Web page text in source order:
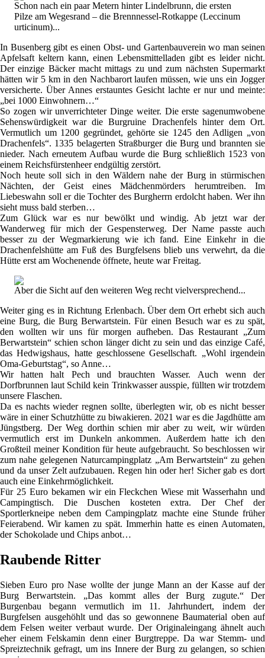
Schon nach ein paar Metern hinter Lindelbrunn, die ersten
Pilze am Wegesrand – die Brennnessel-Rotkappe (Leccinum
urticinum)...
In Busenberg gibt es einen Obst- und Gartenbauverein wo man seinen
Apfelsaft keltern kann, einen Lebensmittelladen gibt es leider nicht.
Der einzige Bäcker macht mittags zu und zum nächsten Supermarkt
hätten wir 5 km in den Nachbarort laufen müssen, wie uns ein Jogger
versicherte. Über Annes erstauntes Gesicht lachte er nur und meinte:
„bei 1000 Einwohnern…“
So zogen wir unverrichteter Dinge weiter. Die erste sagenumwobene
Sehenswürdigkeit war die Burgruine Drachenfels hinter dem Ort.
Vermutlich um 1200 gegründet, gehörte sie 1245 den Adligen „von
Drachenfels“. 1335 belagerten Straßburger die Burg und brannten sie
nieder. Nach erneutem Aufbau wurde die Burg schließlich 1523 von
einem Reichsfürstenheer endgültig zerstört.
Noch heute soll sich in den Wäldern nahe der Burg in stürmischen
Nächten, der Geist eines Mädchenmörders herumtreiben. Im
Liebeswahn soll er die Tochter des Burgherrn erdolcht haben. Wer ihn
sieht muss bald sterben…
Zum Glück war es nur bewölkt und windig. Ab jetzt war der
Wanderweg für mich der Gespensterweg. Der Name passte auch
besser zu der Wegmarkierung wie ich fand. Eine Einkehr in die
Drachenfelshütte am Fuß des Burgfelsens blieb uns verwehrt, da die
Hütte erst am Wochenende öffnete, heute war Freitag.
Aber die Sicht auf den weiteren Weg recht vielversprechend...
Weiter ging es in Richtung Erlenbach. Über dem Ort erhebt sich auch
eine Burg, die Burg Berwartstein. Für einen Besuch war es zu spät,
den wollten wir uns für morgen aufheben. Das Restaurant „Zum
Berwartstein“ schien schon länger dicht zu sein und das einzige Café,
das Hedwigshaus, hatte geschlossene Gesellschaft. „Wohl irgendein
Oma-Geburtstag“, so Anne…
Wir hatten halt Pech und brauchten Wasser. Auch wenn der
Dorfbrunnen laut Schild kein Trinkwasser ausspie, füllten wir trotzdem
unsere Flaschen.
Da es nachts wieder regnen sollte, überlegten wir, ob es nicht besser
wäre in einer Schutzhütte zu biwakieren. 2021 war es die Jagdhütte am
Jüngstberg. Der Weg dorthin schien mir aber zu weit, wir würden
vermutlich erst im Dunkeln ankommen. Außerdem hatte ich den
Großteil meiner Kondition für heute aufgebraucht. So beschlossen wir
zum nahe gelegenen Naturcampingplatz „Am Berwartstein“ zu gehen
und da unser Zelt aufzubauen. Regen hin oder her! Sicher gab es dort
auch eine Einkehrmöglichkeit.
Für 25 Euro bekamen wir ein Fleckchen Wiese mit Wasserhahn und
Campingtisch. Die Duschen kosteten extra. Der Chef der
Sportlerkneipe neben dem Campingplatz machte eine Stunde früher
Feierabend. Wir kamen zu spät. Immerhin hatte es einen Automaten,
der Schokolade und Chips anbot…
Raubende Ritter
Sieben Euro pro Nase wollte der junge Mann an der Kasse auf der
Burg Berwartstein. „Das kommt alles der Burg zugute.“ Der
Burgenbau begann vermutlich im 11. Jahrhundert, indem der
Burgfelsen ausgehöhlt und das so gewonnene Baumaterial oben auf
dem Felsen weiter verbaut wurde. Der Originaleingang ähnelt auch
eher einem Felskamin denn einer Burgtreppe. Da war Stemm- und
Spreiztechnik gefragt, um ins Innere der Burg zu gelangen, so schien